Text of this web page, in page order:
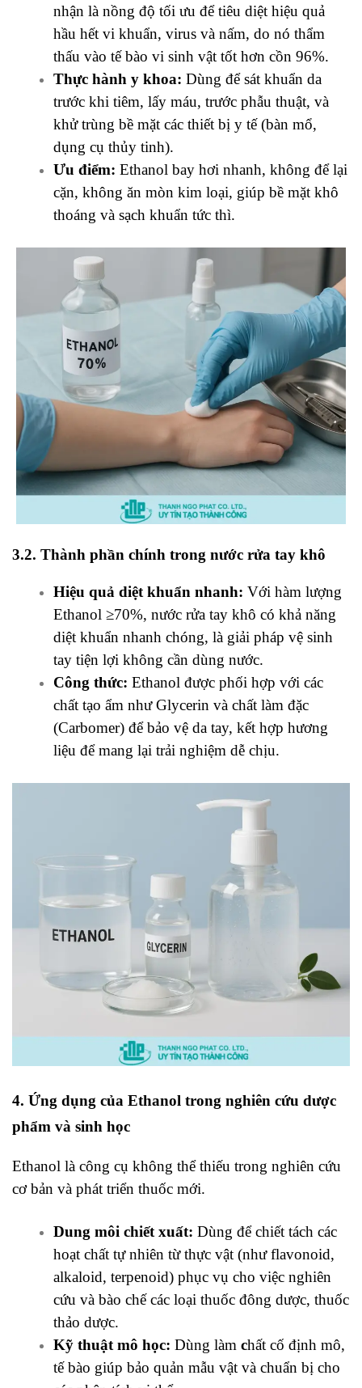
nhận là nồng độ tối ưu để tiêu diệt hiệu quả
hầu hết vi khuẩn, virus và nấm, do nó thẩm
thấu vào tế bào vi sinh vật tốt hơn cồn 96%.
Thực hành y khoa: Dùng để sát khuẩn da
trước khi tiêm, lấy máu, trước phẫu thuật, và
khử trùng bề mặt các thiết bị y tế (bàn mổ,
dụng cụ thủy tinh).
Ưu điểm: Ethanol bay hơi nhanh, không để lại
cặn, không ăn mòn kim loại, giúp bề mặt khô
thoáng và sạch khuẩn tức thì.
3.2. Thành phần chính trong nước rửa tay khô
Hiệu quả diệt khuẩn nhanh: Với hàm lượng
Ethanol ≥70%, nước rửa tay khô có khả năng
diệt khuẩn nhanh chóng, là giải pháp vệ sinh
tay tiện lợi không cần dùng nước.
Công thức: Ethanol được phối hợp với các
chất tạo ẩm như Glycerin và chất làm đặc
(Carbomer) để bảo vệ da tay, kết hợp hương
liệu để mang lại trải nghiệm dễ chịu.
4. Ứng dụng của Ethanol trong nghiên cứu dược
phẩm và sinh học
Ethanol là công cụ không thể thiếu trong nghiên cứu
cơ bản và phát triển thuốc mới.
Dung môi chiết xuất: Dùng để chiết tách các
hoạt chất tự nhiên từ thực vật (như flavonoid,
alkaloid, terpenoid) phục vụ cho việc nghiên
cứu và bào chế các loại thuốc đông dược, thuốc
thảo dược.
Kỹ thuật mô học: Dùng làm chất cố định mô,
tế bào giúp bảo quản mẫu vật và chuẩn bị cho